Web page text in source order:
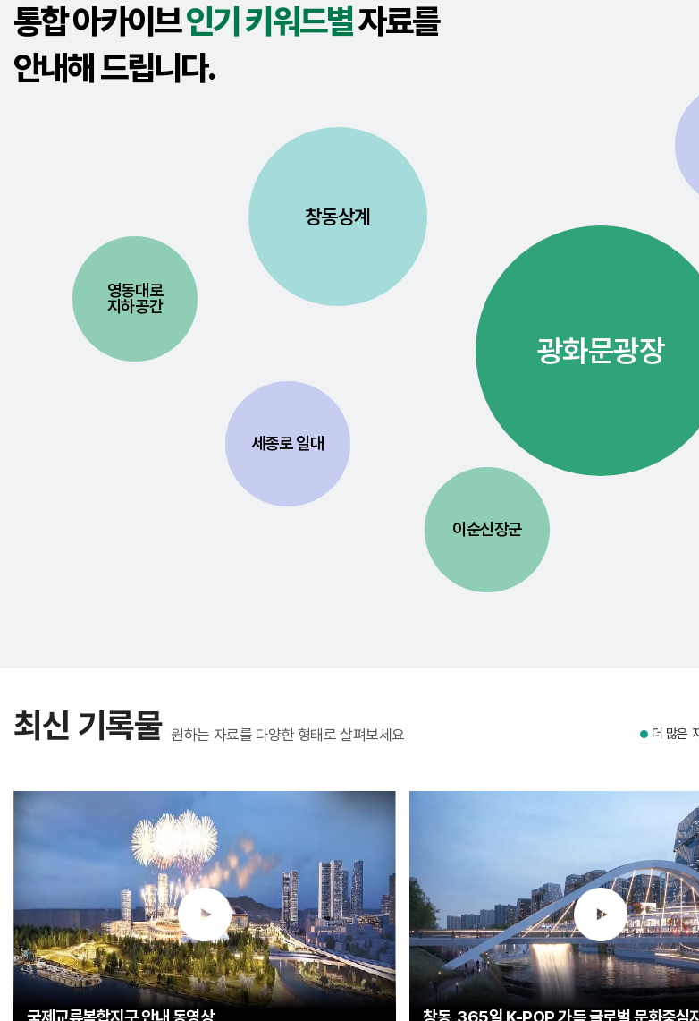
통합 아카이브인기 키워드별자료를
안내해 드립니다.
영동대로
지하공간
세종로 일대
이순신장군
창동상계
광화문광장
최신 기록물 원하는 자료를 다양한 형태로 살펴보세요 더 많은